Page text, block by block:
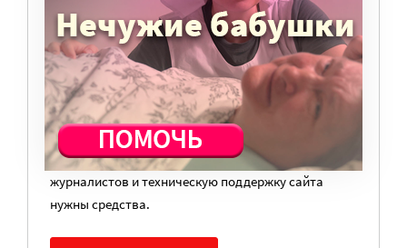
ТЕМУ ПРОДОЛЖИЛСЯ? ПОДДЕРЖИТЕ
ПОРТАЛ!
Мы просим подписаться на небольшой, но
регулярный платеж в пользу нашего сайта.
Милосердие.ru работает благодаря добровольным
пожертвованиям наших читателей. На
командировки, съемки, зарплаты редакторов,
журналистов и техническую поддержку сайта
нужны средства.